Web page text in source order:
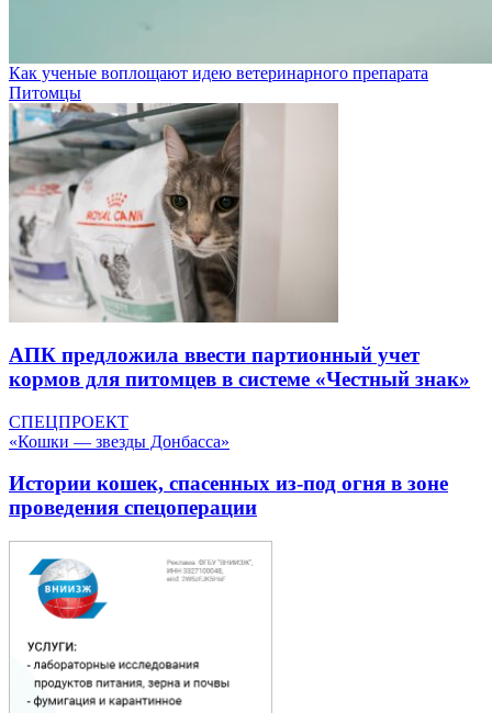
Как ученые воплощают идею ветеринарного препарата
Питомцы
АПК предложила ввести партионный учет
кормов для питомцев в системе «Честный знак»
СПЕЦПРОЕКТ
«Кошки — звезды Донбасса»
Истории кошек, спасенных из-под огня в зоне
проведения спецоперации